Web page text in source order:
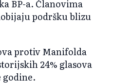
BP-a. Članovima
podršku blizu
protiv Manifolda
24% glasova
godine.